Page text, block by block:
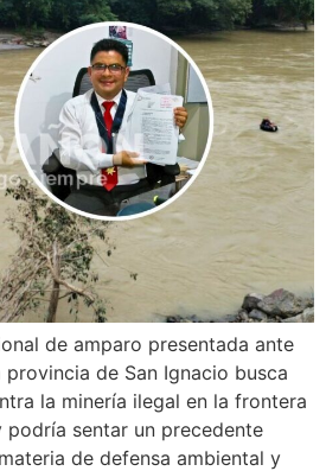
de amparo presentada ante
de San Ignacio busca
la minería ilegal en la frontera
sentar un precedente
de defensa ambiental y